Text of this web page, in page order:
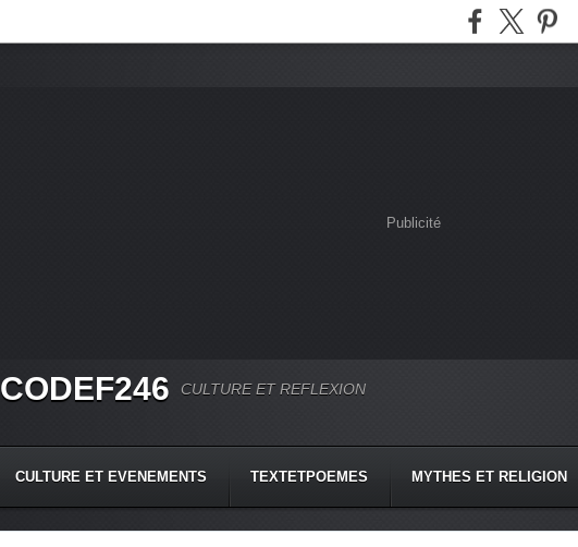
Publicité
CODEF246 CULTURE ET REFLEXION
CULTURE ET EVENEMENTS TEXTETPOEMES MYTHES ET RELIGION